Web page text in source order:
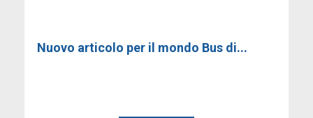
Nuovo articolo per il mondo Bus di...